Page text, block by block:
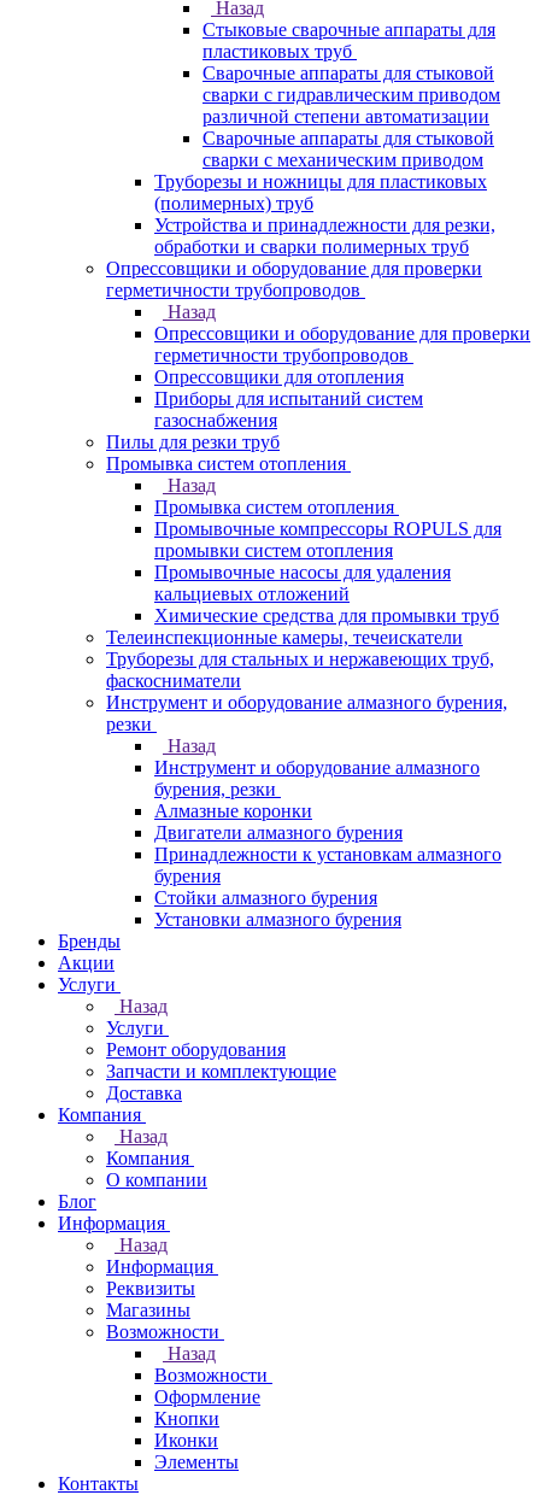
Назад
Стыковые сварочные аппараты для
пластиковых труб
Сварочные аппараты для стыковой
сварки с гидравлическим приводом
различной степени автоматизации
Сварочные аппараты для стыковой
сварки с механическим приводом
Труборезы и ножницы для пластиковых
(полимерных) труб
Устройства и принадлежности для резки,
обработки и сварки полимерных труб
Опрессовщики и оборудование для проверки
герметичности трубопроводов
Назад
Опрессовщики и оборудование для проверки
герметичности трубопроводов
Опрессовщики для отопления
Приборы для испытаний систем
газоснабжения
Пилы для резки труб
Промывка систем отопления
Назад
Промывка систем отопления
Промывочные компрессоры ROPULS для
промывки систем отопления
Промывочные насосы для удаления
кальциевых отложений
Химические средства для промывки труб
Телеинспекционные камеры, течеискатели
Труборезы для стальных и нержавеющих труб,
фаскосниматели
Инструмент и оборудование алмазного бурения,
резки
Назад
Инструмент и оборудование алмазного
бурения, резки
Алмазные коронки
Двигатели алмазного бурения
Принадлежности к установкам алмазного
бурения
Стойки алмазного бурения
Установки алмазного бурения
Бренды
Акции
Услуги
Назад
Услуги
Ремонт оборудования
Запчасти и комплектующие
Доставка
Компания
Назад
Компания
О компании
Блог
Информация
Назад
Информация
Реквизиты
Магазины
Возможности
Назад
Возможности
Оформление
Кнопки
Иконки
Элементы
Контакты